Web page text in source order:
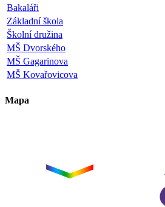
Bakaláři
Základní škola
Školní družina
MŠ Dvorského
MŠ Gagarinova
MŠ Kovařovicova
Mapa